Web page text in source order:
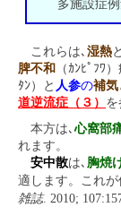
多施設症
これらは､ 湿熱と
脾不和
（ｶﾝﾋﾟﾌﾜ
ﾀﾝ）と 人参の補気
道逆流症（３） を
本方は､ 心窩部
れます。
安中散は､ 胸焼
適します。これ
雑誌. 2010;